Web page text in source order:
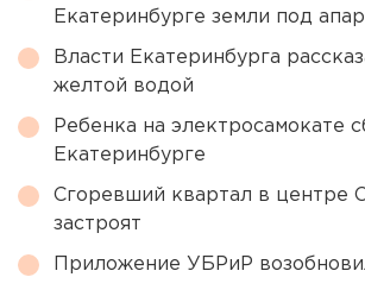
Екатеринбурге земли под
Власти Екатеринбурга
желтой водой
Ребенка на электросамокате
Екатеринбурге
Сгоревший квартал в центре
застроят
Приложение УБРиР